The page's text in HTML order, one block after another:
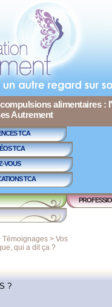
alimentaires :
Autrement
TCA
TCA
VOUS
TCA
Témoignages > Vos
qui a dit ça ?
?